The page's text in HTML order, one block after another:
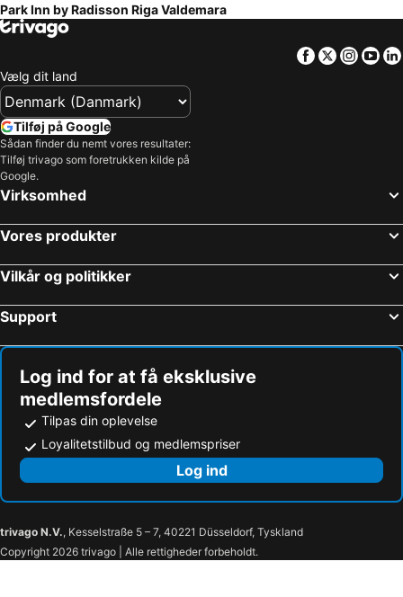
Park Inn by Radisson Riga Valdemara
Facebook
Twitter
Vælg dit land
Tilføj på Google
Sådan finder du nemt vores resultater:
Tilføj trivago som foretrukken kilde på
Google.
Virksomhed
Vores produkter
Vilkår og politikker
Support
Log ind for at få eksklusive
medlemsfordele
Tilpas din oplevelse
Loyalitetstilbud og medlemspriser
Log ind
trivago N.V., Kesselstraße 5 – 7, 40221 Düsseldorf, Tyskland
Copyright 2026 trivago | Alle rettigheder forbeholdt.